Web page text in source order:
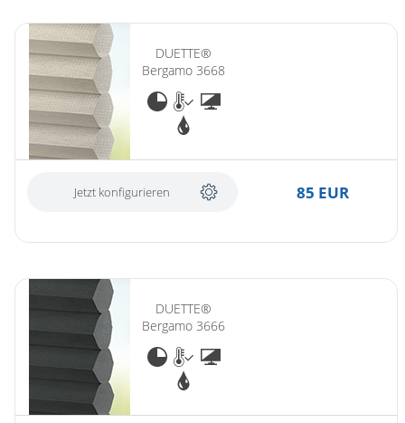
DUETTE®
Bergamo 3668
Jetzt konfigurieren 85 EUR
DUETTE®
Bergamo 3666